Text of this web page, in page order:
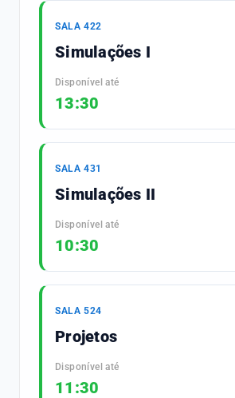
SALA 422
Simulações I
Disponível até
13:30
SALA 431
Simulações II
Disponível até
10:30
SALA 524
Projetos
Disponível até
11:30